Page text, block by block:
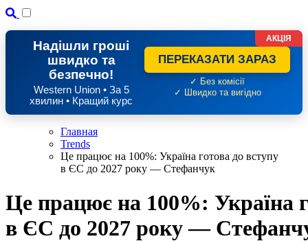
Надішли гроші
швидко та
безпечно!
Western Union • За 5
хвилин • Кращий курс
ПЕРЕКАЗАТИ ЗАРАЗ
✓ Без комісії
✓ Швидко та вигідно
АКЦІЯ
Главная
Trends
Це працює на 100%: Україна готова до вступу
в ЄС до 2027 року — Стефанчук
Це працює на 100%: Україна
в ЄС до 2027 року —